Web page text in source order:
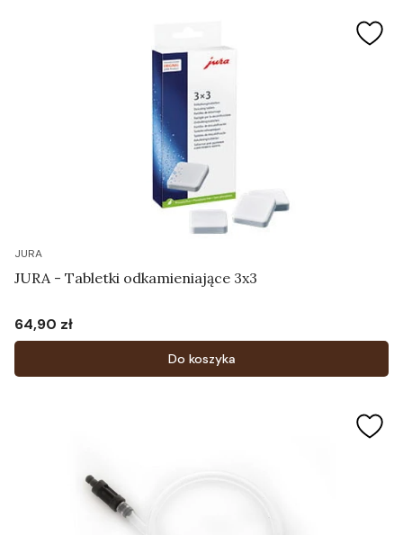
JURA
JURA - Tabletki odkamieniające 3x3
Cena
64,90 zł
Do koszyka